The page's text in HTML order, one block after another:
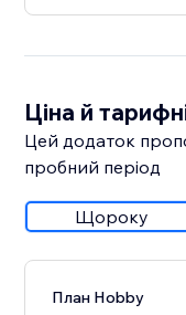
Ціна й
Цей додаток
пробний період
Щороку
План Hobby